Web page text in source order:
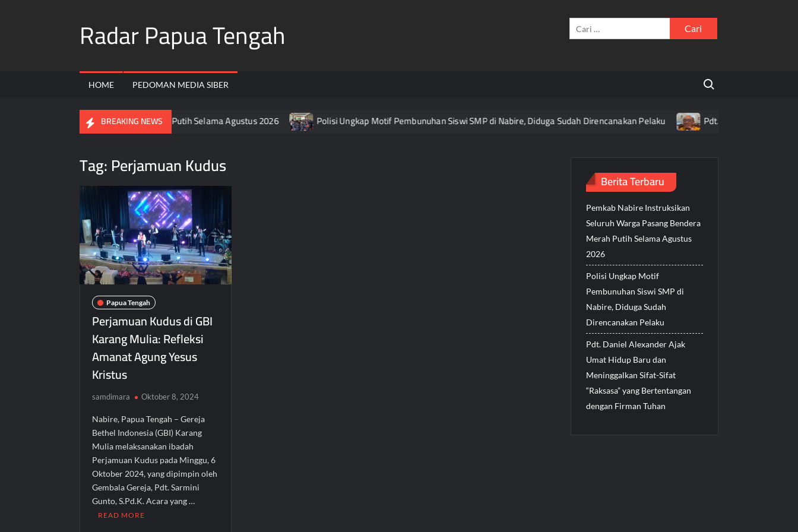
Radar Papua Tengah
untuk:
HOME PEDOMAN MEDIA SIBER
Search for:
BREAKING NEWS
Seluruh Warga Pasang Bendera Merah Putih Selama Agustus 2026 Polisi Ungkap Motif Pembunuhan Siswi SMP di Nabire, Diduga Sudah Direncanakan Pelaku Pdt. Daniel Alexander
Tag:Perjamuan Kudus
Papua Tengah
Perjamuan Kudus di GBI
Karang Mulia: Refleksi
Amanat Agung Yesus
Kristus
samdimara Oktober 8, 2024
Nabire, Papua Tengah – Gereja
Bethel Indonesia (GBI) Karang
Mulia melaksanakan ibadah
Perjamuan Kudus pada Minggu, 6
Oktober 2024, yang dipimpin oleh
Gembala Gereja, Pdt. Sarmini
Gunto, S.Pd.K. Acara yang …
READ MORE
Berita Terbaru
Pemkab Nabire Instruksikan
Seluruh Warga Pasang Bendera
Merah Putih Selama Agustus
2026
Polisi Ungkap Motif
Pembunuhan Siswi SMP di
Nabire, Diduga Sudah
Direncanakan Pelaku
Pdt. Daniel Alexander Ajak
Umat Hidup Baru dan
Meninggalkan Sifat-Sifat
“Raksasa” yang Bertentangan
dengan Firman Tuhan